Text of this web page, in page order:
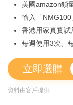
美國amazon鎖
輸入「
香港用家真實試
每週使用3次、
立即選購
資料由客戶提供